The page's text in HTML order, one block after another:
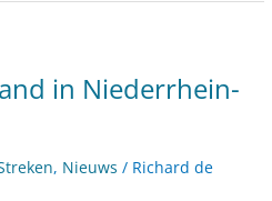
in Niederrhein-
, Nieuws / Richard de